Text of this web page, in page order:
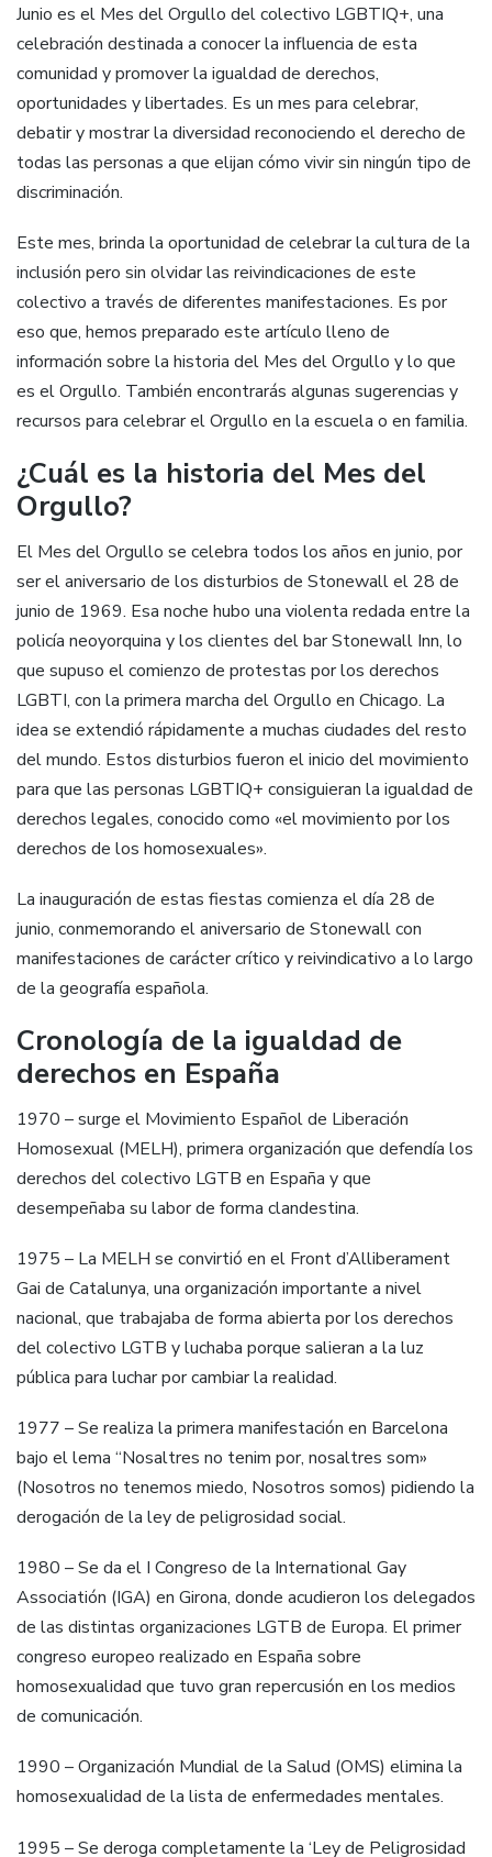
Junio es el Mes del Orgullo del colectivo LGBTIQ+, una
celebración destinada a conocer la influencia de esta
comunidad y promover la igualdad de derechos,
oportunidades y libertades. Es un mes para celebrar,
debatir y mostrar la diversidad reconociendo el derecho de
todas las personas a que elijan cómo vivir sin ningún tipo de
discriminación.
Este mes, brinda la oportunidad de celebrar la cultura de la
inclusión pero sin olvidar las reivindicaciones de este
colectivo a través de diferentes manifestaciones. Es por
eso que, hemos preparado este artículo lleno de
información sobre la historia del Mes del Orgullo y lo que
es el Orgullo. También encontrarás algunas sugerencias y
recursos para celebrar el Orgullo en la escuela o en familia.
¿Cuál es la historia del Mes del
Orgullo?
El Mes del Orgullo se celebra todos los años en junio, por
ser el aniversario de los disturbios de Stonewall el 28 de
junio de 1969. Esa noche hubo una violenta redada entre la
policía neoyorquina y los clientes del bar Stonewall Inn, lo
que supuso el comienzo de protestas por los derechos
LGBTI, con la primera marcha del Orgullo en Chicago. La
idea se extendió rápidamente a muchas ciudades del resto
del mundo. Estos disturbios fueron el inicio del movimiento
para que las personas LGBTIQ+ consiguieran la igualdad de
derechos legales, conocido como «el movimiento por los
derechos de los homosexuales».
La inauguración de estas fiestas comienza el día 28 de
junio, conmemorando el aniversario de Stonewall con
manifestaciones de carácter crítico y reivindicativo a lo largo
de la geografía española.
Cronología de la igualdad de
derechos en España
1970 – surge el Movimiento Español de Liberación
Homosexual (MELH), primera organización que defendía los
derechos del colectivo LGTB en España y que
desempeñaba su labor de forma clandestina.
1975 – La MELH se convirtió en el Front d’Alliberament
Gai de Catalunya, una organización importante a nivel
nacional, que trabajaba de forma abierta por los derechos
del colectivo LGTB y luchaba porque salieran a la luz
pública para luchar por cambiar la realidad.
1977 – Se realiza la primera manifestación en Barcelona
bajo el lema “Nosaltres no tenim por, nosaltres som»
(Nosotros no tenemos miedo, Nosotros somos) pidiendo la
derogación de la ley de peligrosidad social.
1980 – Se da el I Congreso de la International Gay
Associatión (IGA) en Girona, donde acudieron los delegados
de las distintas organizaciones LGTB de Europa. El primer
congreso europeo realizado en España sobre
homosexualidad que tuvo gran repercusión en los medios
de comunicación.
1990 – Organización Mundial de la Salud (OMS) elimina la
homosexualidad de la lista de enfermedades mentales.
1995 – Se deroga completamente la ‘Ley de Peligrosidad